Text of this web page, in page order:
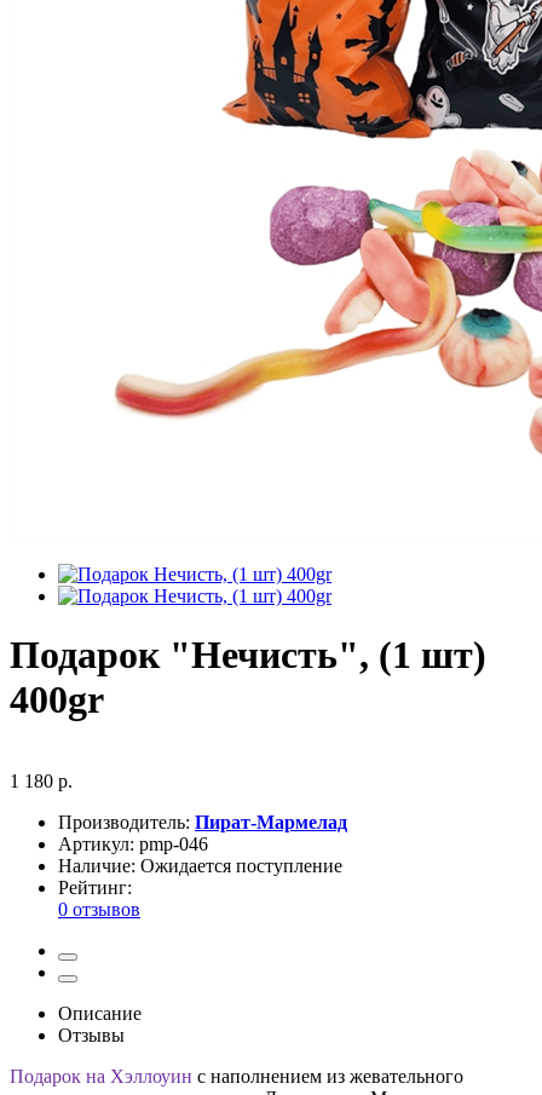
Подарок "Нечисть", (1 шт)
400gr
1 180 р.
Производитель: Пират-Мармелад
Артикул: pmp-046
Наличие: Ожидается поступление
Рейтинг:
0 отзывов
Описание
Отзывы
Подарок на Хэллоуин с наполнением из жевательного